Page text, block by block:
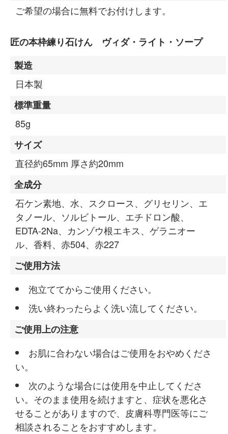
ご希望の場合に無料でお付けします。
匠の本枠練り石けん ヴィダ・ライト・ソープ
製造
日本製
標準重量
85g
サイズ
直径約65mm 厚さ約20mm
全成分
石ケン素地、水、スクロース、グリセリン、エ
タノール、ソルビトール、エチドロン酸、
EDTA-2Na、カンゾウ根エキス、ゲラニオー
ル、香料、赤504、赤227
ご使用方法
泡立ててからご使用ください。
洗い終わったらよく洗い流してください。
ご使用上の注意
お肌に合わない場合はご使用をおやめくださ
い。
次のような場合には使用を中止してくださ
い。そのまま使用を続けますと、症状を悪化さ
せることがありますので、皮膚科専門医等にご
相談されることをおすすめします。